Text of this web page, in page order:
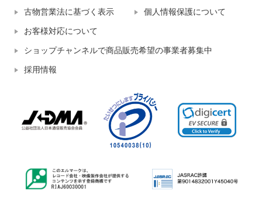
古物営業法に基づく表示 個人情報保護について
お客様対応について
ショップチャンネルで商品販売希望の事業者募集中
採用情報